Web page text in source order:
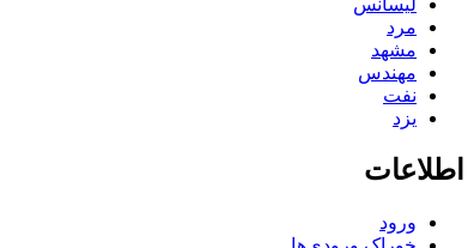
مرد
مشهد
مهندس
نفت
یزد
اطلاعات
ورود